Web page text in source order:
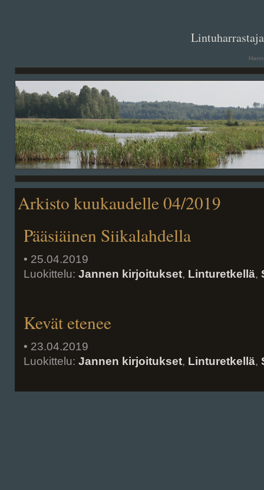
Arkisto kuukaudelle 04/2019
Pääsiäinen Siikalahdella
• 25.04.2019
Luokittelu: Jannen kirjoitukset, Linturetkellä,
Kevät etenee
• 23.04.2019
Luokittelu: Jannen kirjoitukset, Linturetkellä,